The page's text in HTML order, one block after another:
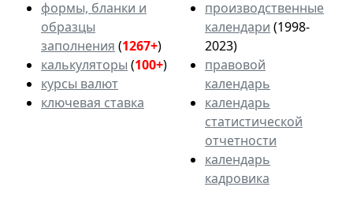
формы, бланки и
образцы
заполнения (1267+)
калькуляторы (100+)
курсы валют
ключевая ставка
производственные
календари (1998-
2023)
правовой
календарь
календарь
статистической
отчетности
календарь
кадровика